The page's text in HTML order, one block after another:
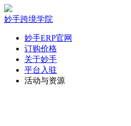
妙手跨境学院
妙手ERP官网
订购价格
关于妙手
平台入驻
活动与资源